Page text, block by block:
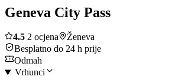
Geneva City Pass
4.5 2 ocjena
Ženeva
Besplatno do 24 h prije
Odmah
Vrhunci